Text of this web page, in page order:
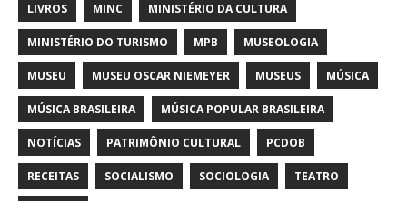
LIVROS MINC MINISTÉRIO DA CULTURA
MINISTÉRIO DO TURISMO MPB MUSEOLOGIA
MUSEU MUSEU OSCAR NIEMEYER MUSEUS MÚSICA
MÚSICA BRASILEIRA MÚSICA POPULAR BRASILEIRA
NOTÍCIAS PATRIMÔNIO CULTURAL PCDOB
RECEITAS SOCIALISMO SOCIOLOGIA TEATRO